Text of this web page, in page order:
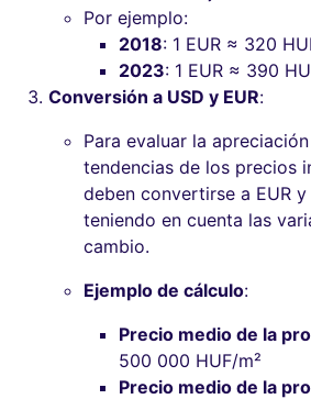
Por ejemplo:
2018: 1 EUR ≈ 320
2023: 1 EUR ≈ 390
Conversión a USD y EUR:
Para evaluar la
tendencias de los precios
deben convertirse a EUR
teniendo en cuenta las
cambio.
Ejemplo de cálculo:
Precio medio de la
500 000 HUF/m²
Precio medio de la